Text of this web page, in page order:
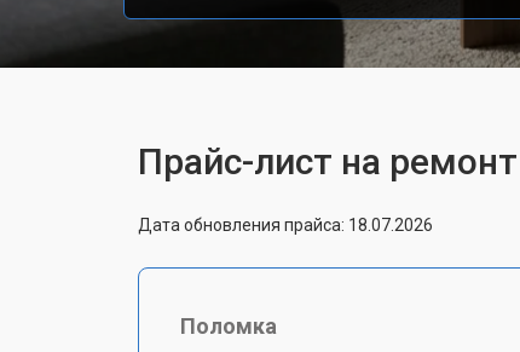
Прайс-лист на
Дата обновления прайса: 18.07.2026
Поломка